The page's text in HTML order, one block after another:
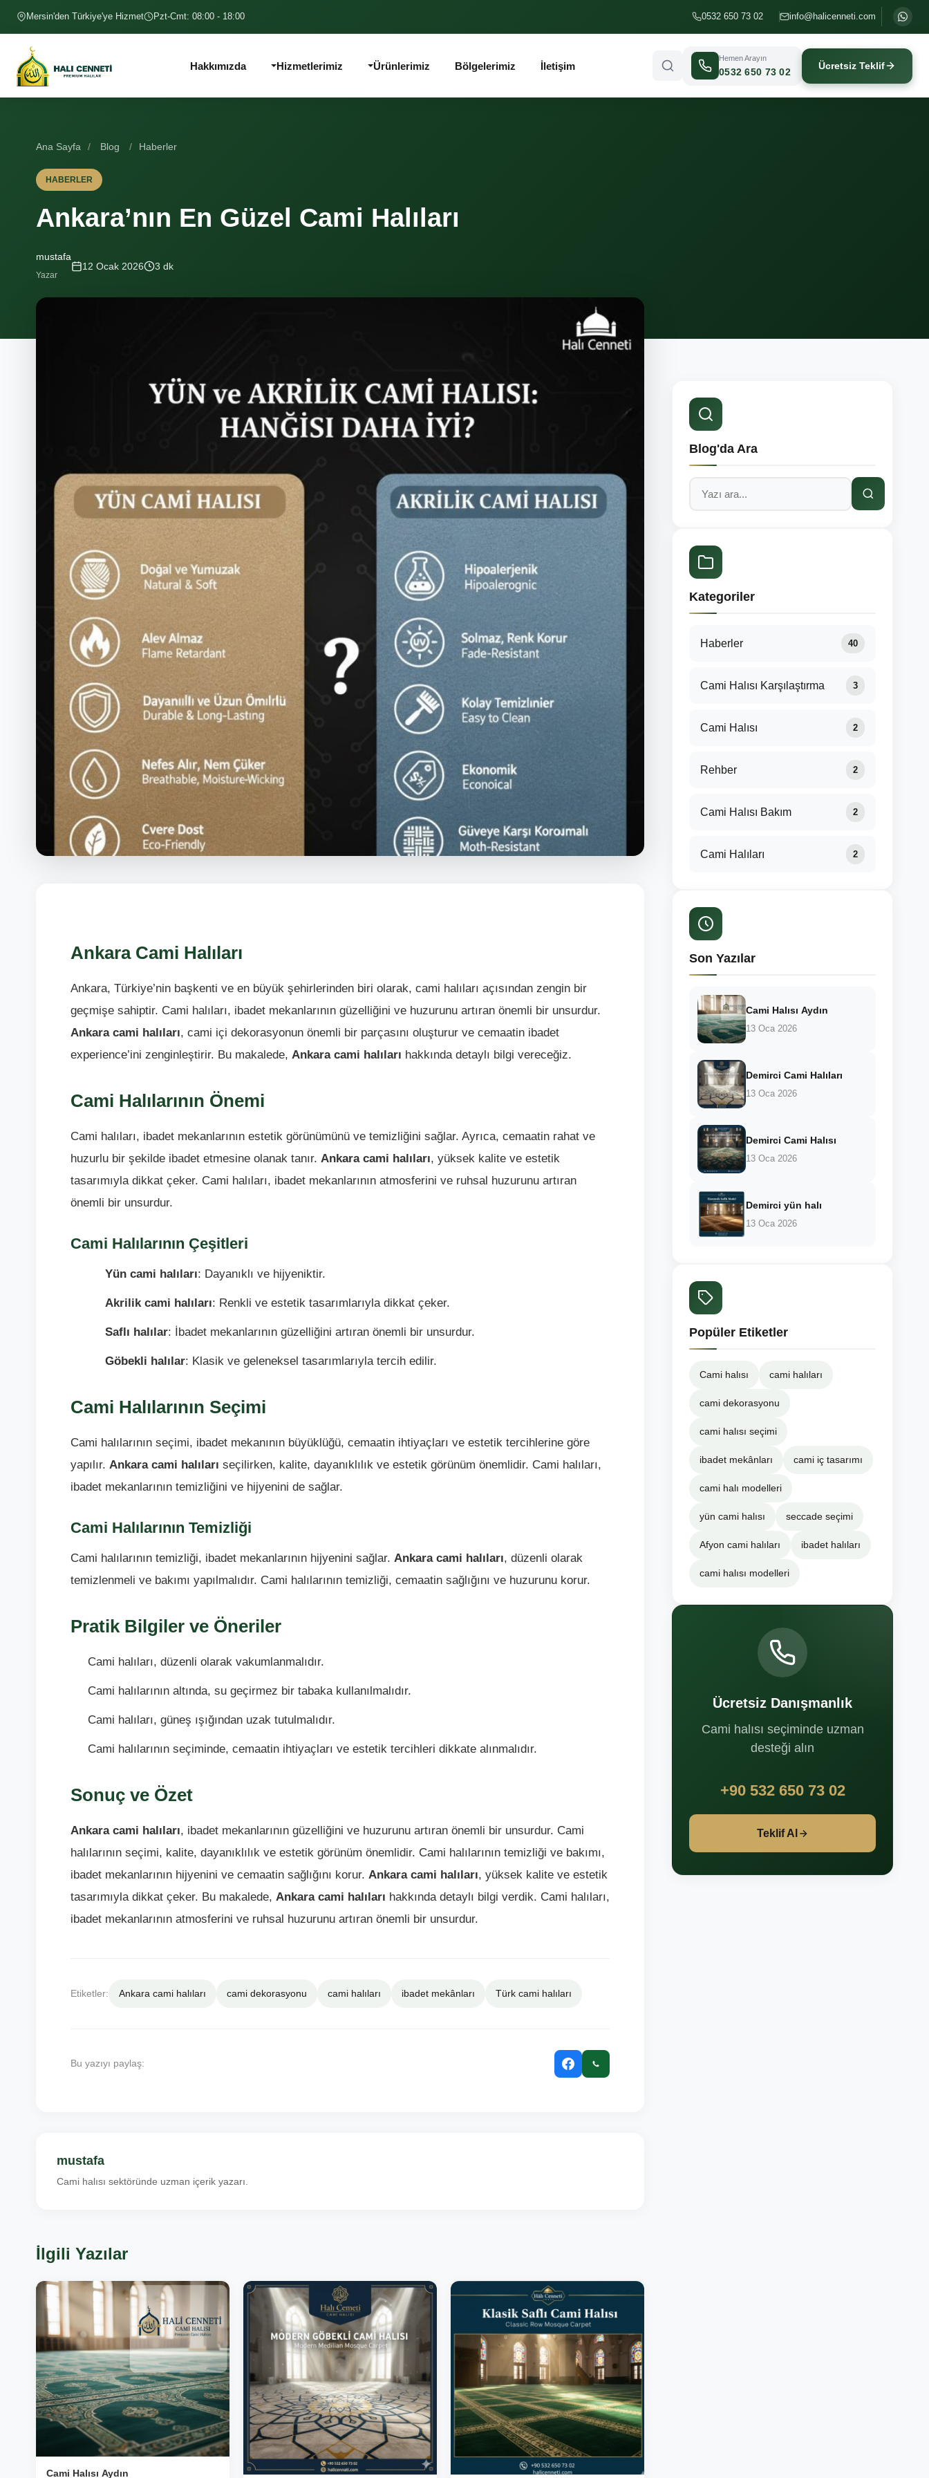
Mersin'den Türkiye'ye Hizmet Pzt-Cmt: 08:00 - 18:00 0532 650 73 02 info@halicenneti.com
Hakkımızda Hizmetlerimiz Ürünlerimiz Bölgelerimiz İletişim
Hemen Arayın
0532 650 73 02
Ücretsiz Teklif
Ana Sayfa / Blog / Haberler
HABERLER
Ankara’nın En Güzel Cami Halıları
mustafa
Yazar
12 Ocak 2026 3 dk
Ankara Cami Halıları
Ankara, Türkiye’nin başkenti ve en büyük şehirlerinden biri olarak, cami halıları açısından zengin bir
geçmişe sahiptir. Cami halıları, ibadet mekanlarının güzelliğini ve huzurunu artıran önemli bir unsurdur.
Ankara cami halıları, cami içi dekorasyonun önemli bir parçasını oluşturur ve cemaatin ibadet
experience’ini zenginleştirir. Bu makalede, Ankara cami halıları hakkında detaylı bilgi vereceğiz.
Cami Halılarının Önemi
Cami halıları, ibadet mekanlarının estetik görünümünü ve temizliğini sağlar. Ayrıca, cemaatin rahat ve
huzurlu bir şekilde ibadet etmesine olanak tanır. Ankara cami halıları, yüksek kalite ve estetik
tasarımıyla dikkat çeker. Cami halıları, ibadet mekanlarının atmosferini ve ruhsal huzurunu artıran
önemli bir unsurdur.
Cami Halılarının Çeşitleri
Yün cami halıları: Dayanıklı ve hijyeniktir.
Akrilik cami halıları: Renkli ve estetik tasarımlarıyla dikkat çeker.
Saflı halılar: İbadet mekanlarının güzelliğini artıran önemli bir unsurdur.
Göbekli halılar: Klasik ve geleneksel tasarımlarıyla tercih edilir.
Cami Halılarının Seçimi
Cami halılarının seçimi, ibadet mekanının büyüklüğü, cemaatin ihtiyaçları ve estetik tercihlerine göre
yapılır. Ankara cami halıları seçilirken, kalite, dayanıklılık ve estetik görünüm önemlidir. Cami halıları,
ibadet mekanlarının temizliğini ve hijyenini de sağlar.
Cami Halılarının Temizliği
Cami halılarının temizliği, ibadet mekanlarının hijyenini sağlar. Ankara cami halıları, düzenli olarak
temizlenmeli ve bakımı yapılmalıdır. Cami halılarının temizliği, cemaatin sağlığını ve huzurunu korur.
Pratik Bilgiler ve Öneriler
Cami halıları, düzenli olarak vakumlanmalıdır.
Cami halılarının altında, su geçirmez bir tabaka kullanılmalıdır.
Cami halıları, güneş ışığından uzak tutulmalıdır.
Cami halılarının seçiminde, cemaatin ihtiyaçları ve estetik tercihleri dikkate alınmalıdır.
Sonuç ve Özet
Ankara cami halıları, ibadet mekanlarının güzelliğini ve huzurunu artıran önemli bir unsurdur. Cami
halılarının seçimi, kalite, dayanıklılık ve estetik görünüm önemlidir. Cami halılarının temizliği ve bakımı,
ibadet mekanlarının hijyenini ve cemaatin sağlığını korur. Ankara cami halıları, yüksek kalite ve estetik
tasarımıyla dikkat çeker. Bu makalede, Ankara cami halıları hakkında detaylı bilgi verdik. Cami halıları,
ibadet mekanlarının atmosferini ve ruhsal huzurunu artıran önemli bir unsurdur.
Etiketler: Ankara cami halıları cami dekorasyonu cami halıları ibadet mekânları Türk cami halıları
Bu yazıyı paylaş:
mustafa
Cami halısı sektöründe uzman içerik yazarı.
İlgili Yazılar
Cami Halısı Aydın
Blog'da Ara
Kategoriler
Haberler 40
Cami Halısı Karşılaştırma 3
Cami Halısı 2
Rehber 2
Cami Halısı Bakım 2
Cami Halıları 2
Son Yazılar
Cami Halısı Aydın
13 Oca 2026
Demirci Cami Halıları
13 Oca 2026
Demirci Cami Halısı
13 Oca 2026
Demirci yün halı
13 Oca 2026
Popüler Etiketler
Cami halısı cami halıları
cami dekorasyonu
cami halısı seçimi
ibadet mekânları cami iç tasarımı
cami halı modelleri
yün cami halısı seccade seçimi
Afyon cami halıları ibadet halıları
cami halısı modelleri
Ücretsiz Danışmanlık
Cami halısı seçiminde uzman
desteği alın
+90 532 650 73 02
Teklif Al